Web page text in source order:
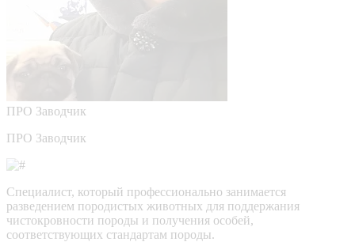
ПРО Заводчик
ПРО Заводчик
Специалист, который профессионально занимается
разведением породистых животных для поддержания
чистокровности породы и получения особей,
соответствующих стандартам породы.